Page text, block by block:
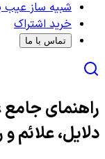
شبیه ساز عیب
خرید اشتراک
تماس با ما
دلایل، علائم